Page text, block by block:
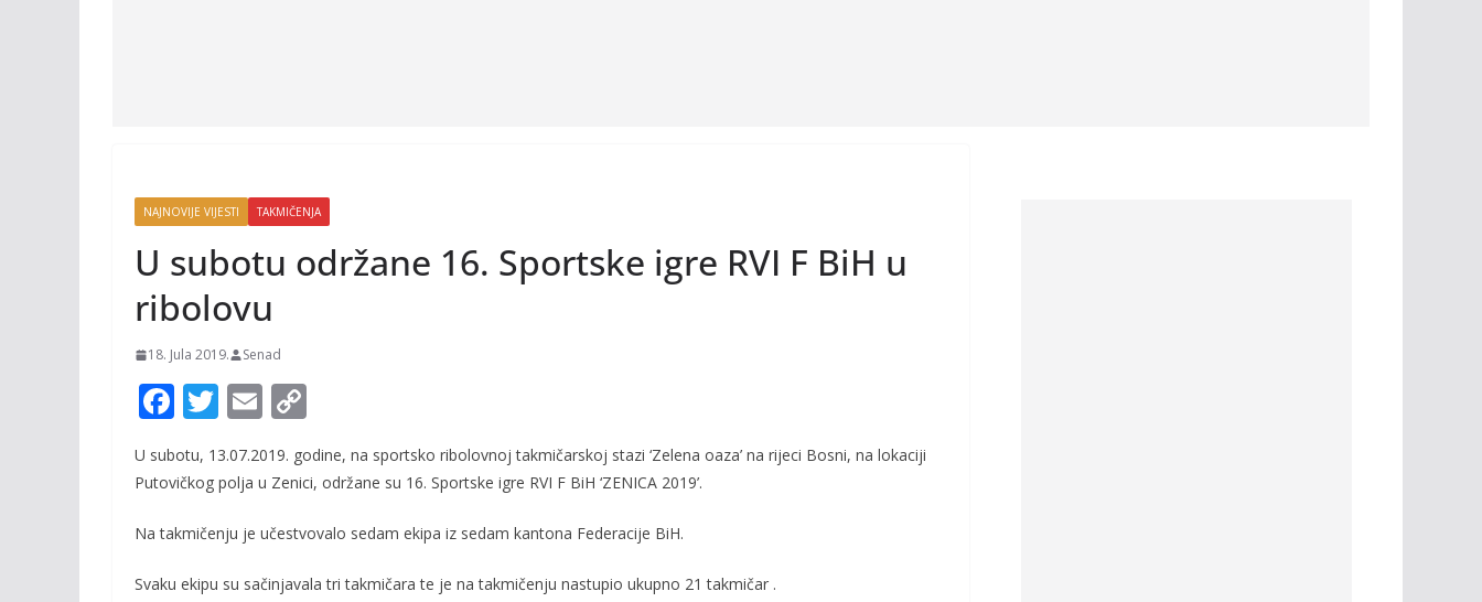
NAJNOVIJE VIJESTI TAKMIČENJA
U subotu održane 16. Sportske igre RVI F BiH u
ribolovu
18. Jula 2019. Senad
F
e
o
o
T
itt
er
E
ai
o
p
y
Li
n
U subotu, 13.07.2019. godine, na sportsko ribolovnoj takmičarskoj stazi ‘Zelena oaza’ na rijeci Bosni, na lokaciji
Putovičkog polja u Zenici, održane su 16. Sportske igre RVI F BiH ‘ZENICA 2019’.
Na takmičenju je učestvovalo sedam ekipa iz sedam kantona Federacije BiH.
Svaku ekipu su sačinjavala tri takmičara te je na takmičenju nastupio ukupno 21 takmičar .